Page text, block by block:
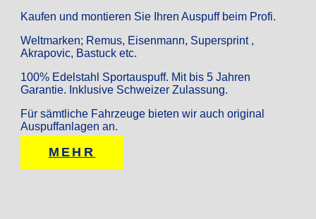
Kaufen und montieren Sie Ihren Auspuff beim Profi.
Weltmarken; Remus, Eisenmann, Supersprint ,
Akrapovic, Bastuck etc.
100% Edelstahl Sportauspuff. Mit bis 5 Jahren
Garantie. Inklusive Schweizer Zulassung.
Für sämtliche Fahrzeuge bieten wir auch original
Auspuffanlagen an.
MEHR